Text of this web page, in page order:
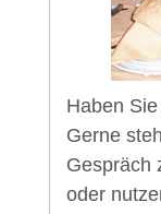
Haben
Gerne
Gespräch
oder